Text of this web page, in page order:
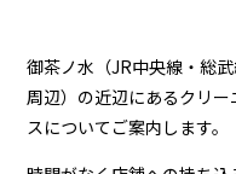
ー
ニ
ン
御茶ノ水（JR中央線・総
周辺）の近辺にあるクリ
スについてご案内します。